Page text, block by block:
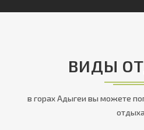
ВИДЫ
в горах Адыгеи вы можете
отдыха